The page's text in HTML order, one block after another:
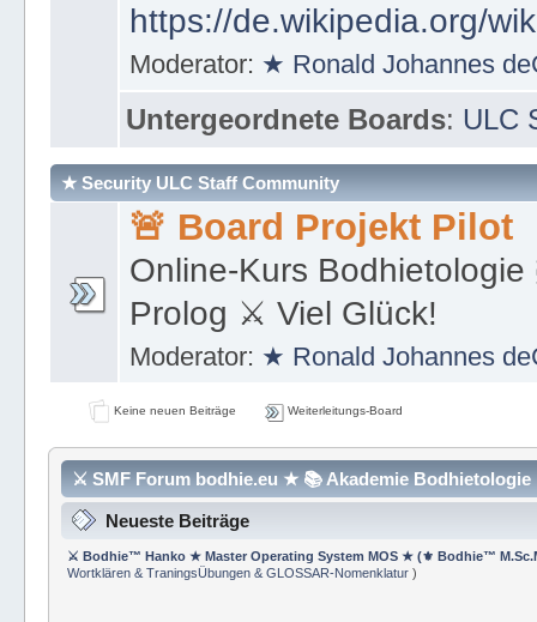
https://de.wikipedia.org/
Moderator: ★ Ronald Johannes
Untergeordnete Boards: ULC
★ Security ULC Staff Community
🚨 Board Projekt Pilot
Online-Kurs
Prolog ⚔ Viel Glück!
Moderator: ★ Ronald Johannes
Keine neuen Beiträge Weiterleitungs-Board
⚔ SMF Forum bodhie.eu ★ 📚 Akademie
Neueste Beiträge
⚔ Bodhie™ Hanko ★ Master Operating System MOS ★ (⚜ Bodhie™
Wortklären & TraningsÜbungen & GLOSSAR-Nomenklatur)